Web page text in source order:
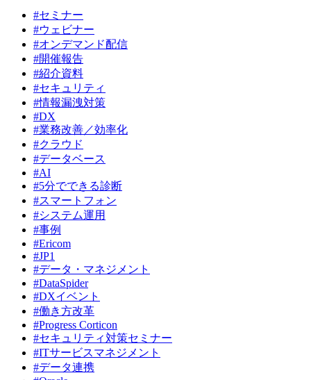
#セミナー
#ウェビナー
#オンデマンド配信
#開催報告
#紹介資料
#セキュリティ
#情報漏洩対策
#DX
#業務改善／効率化
#クラウド
#データベース
#AI
#5分でできる診断
#スマートフォン
#システム運用
#事例
#Ericom
#JP1
#データ・マネジメント
#DataSpider
#DXイベント
#働き方改革
#Progress Corticon
#セキュリティ対策セミナー
#ITサービスマネジメント
#データ連携